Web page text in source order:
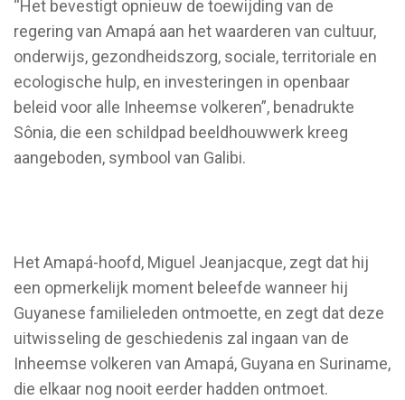
“Het bevestigt opnieuw de toewijding van de
regering van Amapá aan het waarderen van cultuur,
onderwijs, gezondheidszorg, sociale, territoriale en
ecologische hulp, en investeringen in openbaar
beleid voor alle Inheemse volkeren”, benadrukte
Sônia, die een schildpad beeldhouwwerk kreeg
aangeboden, symbool van Galibi.
Het Amapá-hoofd, Miguel Jeanjacque, zegt dat hij
een opmerkelijk moment beleefde wanneer hij
Guyanese familieleden ontmoette, en zegt dat deze
uitwisseling de geschiedenis zal ingaan van de
Inheemse volkeren van Amapá, Guyana en Suriname,
die elkaar nog nooit eerder hadden ontmoet.